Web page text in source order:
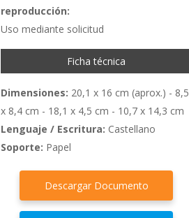
reproducción:
Uso mediante solicitud
Ficha técnica
Dimensiones: 20,1 x 16 cm (aprox.) - 8,5
x 8,4 cm - 18,1 x 4,5 cm - 10,7 x 14,3 cm
Lenguaje / Escritura: Castellano
Soporte: Papel
Descargar Documento